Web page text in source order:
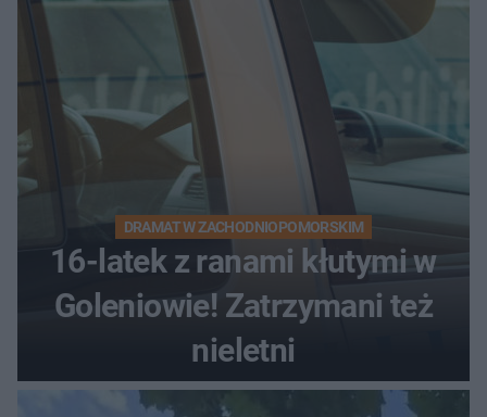
DRAMAT W ZACHODNIOPOMORSKIM
16-latek z ranami kłutymi w
Goleniowie! Zatrzymani też
nieletni